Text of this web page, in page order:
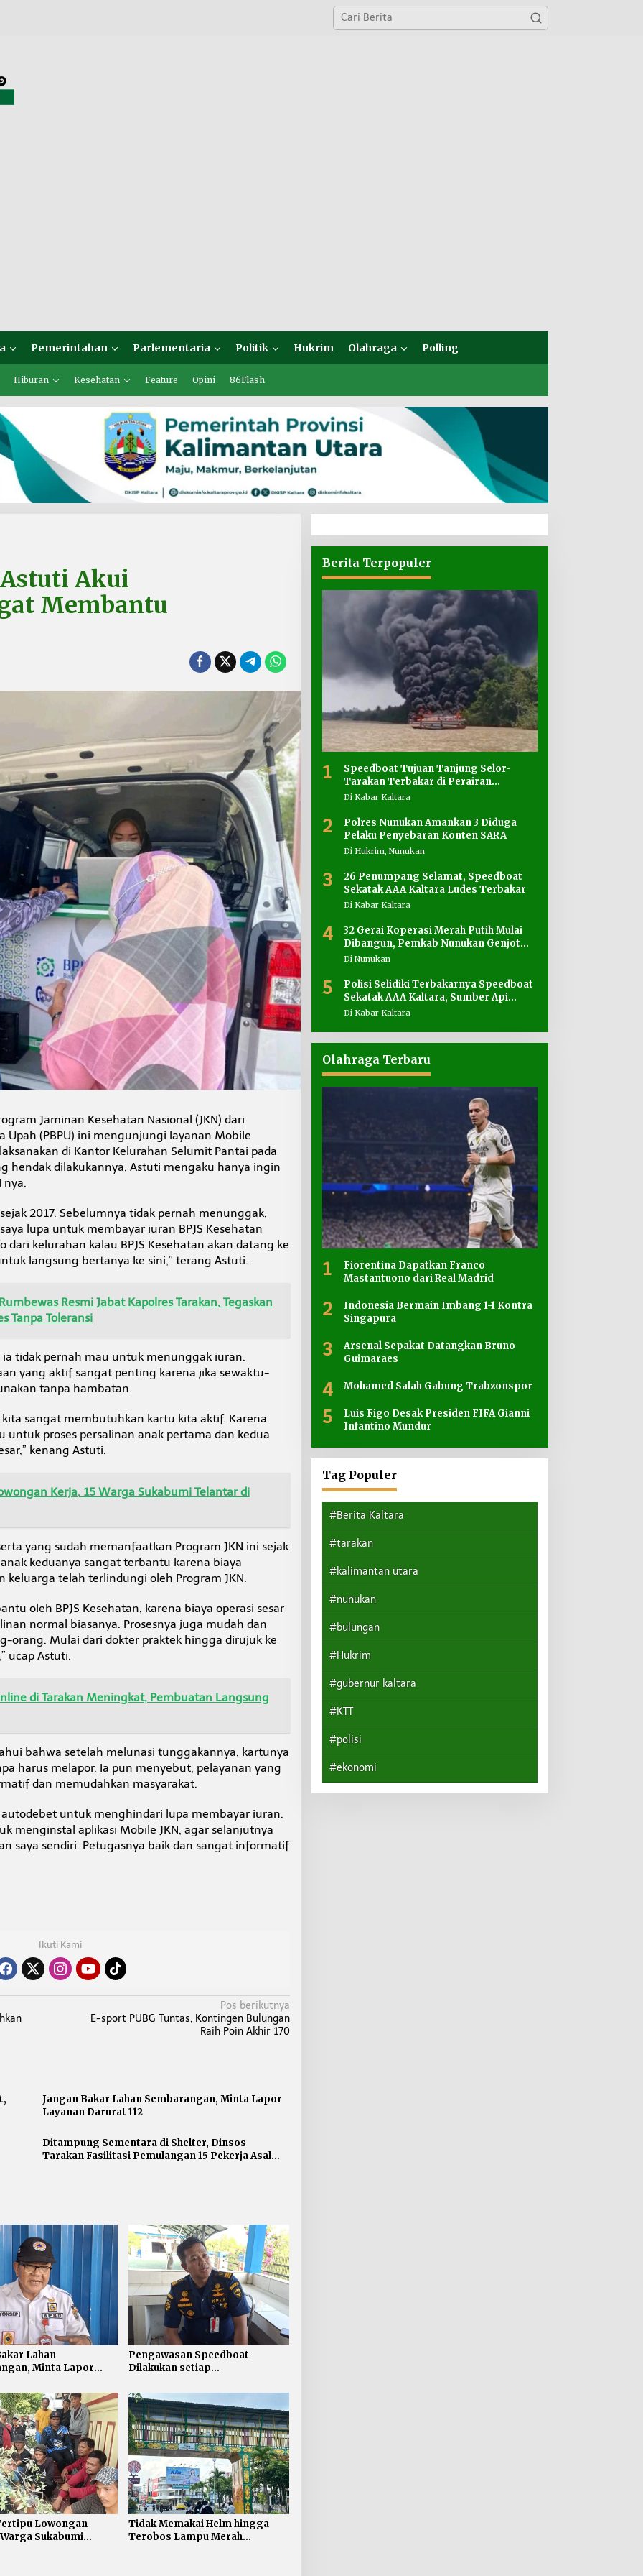
Pemerintahan Parlementaria Politik Hukrim Olahraga Polling
Hiburan Kesehatan Feature Opini 86Flash
Akui
Membantu
Jaminan Kesehatan Nasional (JKN) dari
Upah (PBPU) ini mengunjungi layanan Mobile
di Kantor Kelurahan Selumit Pantai pada
hendak dilakukannya, Astuti mengaku hanya ingin
nya.
2017. Sebelumnya tidak pernah menunggak,
lupa untuk membayar iuran BPJS Kesehatan
dari kelurahan kalau BPJS Kesehatan akan datang ke
langsung bertanya ke sini,” terang Astuti.
Resmi Jabat Kapolres Tarakan, Tegaskan
Tanpa Toleransi
tidak pernah mau untuk menunggak iuran.
yang aktif sangat penting karena jika sewaktu-
tanpa hambatan.
kita sangat membutuhkan kartu kita aktif. Karena
untuk proses persalinan anak pertama dan kedua
kenang Astuti.
Kerja, 15 Warga Sukabumi Telantar di
yang sudah memanfaatkan Program JKN ini sejak
keduanya sangat terbantu karena biaya
keluarga telah terlindungi oleh Program JKN.
oleh BPJS Kesehatan, karena biaya operasi sesar
normal biasanya. Prosesnya juga mudah dan
orang. Mulai dari dokter praktek hingga dirujuk ke
ucap Astuti.
di Tarakan Meningkat, Pembuatan Langsung
bahwa setelah melunasi tunggakannya, kartunya
harus melapor. Ia pun menyebut, pelayanan yang
dan memudahkan masyarakat.
autodebet untuk menghindari lupa membayar iuran.
menginstal aplikasi Mobile JKN, agar selanjutnya
saya sendiri. Petugasnya baik dan sangat informatif
Ikuti Kami
Pos berikutnya
E-sport PUBG Tuntas, Kontingen Bulungan
Raih Poin Akhir 170
Jangan Bakar Lahan Sembarangan, Minta Lapor
Layanan Darurat 112
Ditampung Sementara di Shelter, Dinsos
Tarakan Fasilitasi Pemulangan 15 Pekerja Asal
Lahan
Minta Lapor
Pengawasan Speedboat
Dilakukan setiap
Acuan Laik Laut
Lowongan
Sukabumi
Tidak Memakai Helm hingga
Terobos Lampu Merah
Berita Terpopuler
1
Speedboat Tujuan Tanjung Selor-
Tarakan Terbakar di Perairan
Salimbatu
Di Kabar Kaltara
2
Polres Nunukan Amankan 3 Diduga
Pelaku Penyebaran Konten SARA
Di Hukrim, Nunukan
3
26 Penumpang Selamat, Speedboat
Sekatak AAA Kaltara Ludes Terbakar
Di Kabar Kaltara
4
32 Gerai Koperasi Merah Putih Mulai
Dibangun, Pemkab Nunukan Genjot
Penyediaan Lahan
Di Nunukan
5
Polisi Selidiki Terbakarnya Speedboat
Sekatak AAA Kaltara, Sumber Api
Diduga dari Genset
Di Kabar Kaltara
Olahraga Terbaru
1
Fiorentina Dapatkan Franco
Mastantuono dari Real Madrid
2
Indonesia Bermain Imbang 1-1 Kontra
Singapura
3
Arsenal Sepakat Datangkan Bruno
Guimaraes
4 Mohamed Salah Gabung Trabzonspor
5
Luis Figo Desak Presiden FIFA Gianni
Infantino Mundur
Tag Populer
#Berita Kaltara
#tarakan
#kalimantan utara
#nunukan
#bulungan
#Hukrim
#gubernur kaltara
#KTT
#polisi
#ekonomi